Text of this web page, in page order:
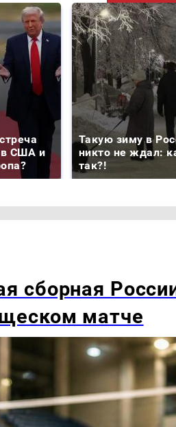
США и
Такую зиму в
никто не ждал:
так?!
сборная
матче